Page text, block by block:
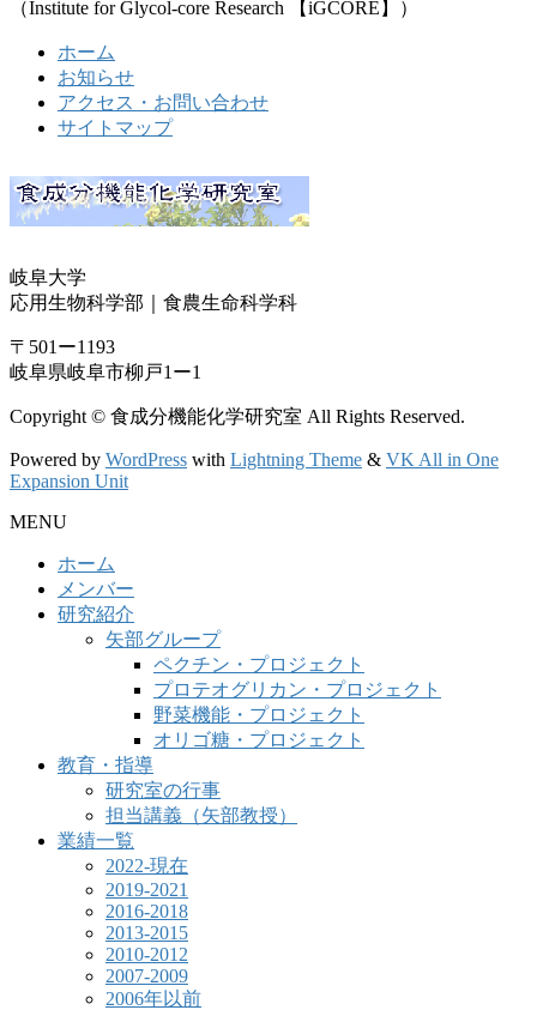
（Institute for Glycol-core Research 【iGCORE】）
ホーム
お知らせ
アクセス・お問い合わせ
サイトマップ
岐阜大学
応用生物科学部｜食農生命科学科
〒501ー1193
岐阜県岐阜市柳戸1ー1
Copyright © 食成分機能化学研究室 All Rights Reserved.
Powered by WordPress with Lightning Theme & VK All in One
Expansion Unit
MENU
ホーム
メンバー
研究紹介
矢部グループ
ペクチン・プロジェクト
プロテオグリカン・プロジェクト
野菜機能・プロジェクト
オリゴ糖・プロジェクト
教育・指導
研究室の行事
担当講義（矢部教授）
業績一覧
2022-現在
2019-2021
2016-2018
2013-2015
2010-2012
2007-2009
2006年以前